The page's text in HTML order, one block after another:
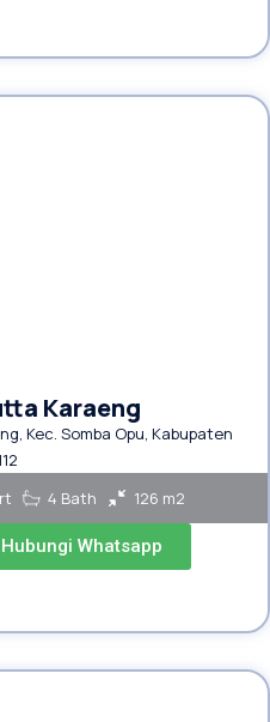
Karaeng
Kec. Somba Opu, Kabupaten
4 Bath 126 m2
Hubungi Whatsapp